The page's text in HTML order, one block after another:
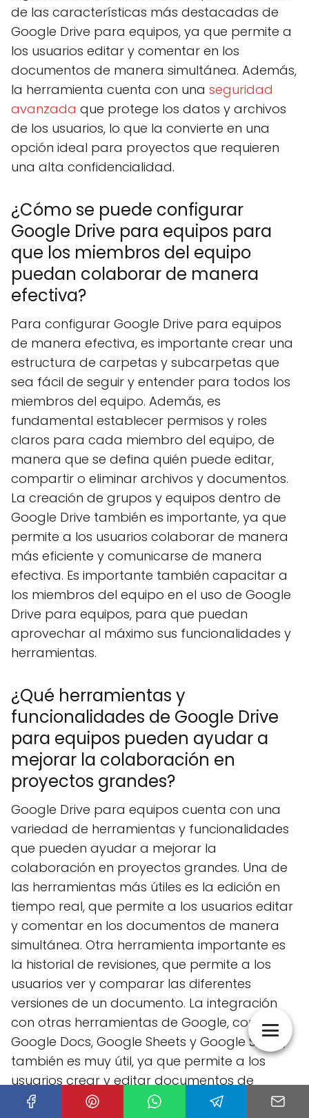
de las características más destacadas de
Google Drive para equipos, ya que permite a
los usuarios editar y comentar en los
documentos de manera simultánea. Además,
la herramienta cuenta con una seguridad
avanzada que protege los datos y archivos
de los usuarios, lo que la convierte en una
opción ideal para proyectos que requieren
una alta confidencialidad.
¿Cómo se puede configurar
Google Drive para equipos para
que los miembros del equipo
puedan colaborar de manera
efectiva?
Para configurar Google Drive para equipos
de manera efectiva, es importante crear una
estructura de carpetas y subcarpetas que
sea fácil de seguir y entender para todos los
miembros del equipo. Además, es
fundamental establecer permisos y roles
claros para cada miembro del equipo, de
manera que se defina quién puede editar,
compartir o eliminar archivos y documentos.
La creación de grupos y equipos dentro de
Google Drive también es importante, ya que
permite a los usuarios colaborar de manera
más eficiente y comunicarse de manera
efectiva. Es importante también capacitar a
los miembros del equipo en el uso de Google
Drive para equipos, para que puedan
aprovechar al máximo sus funcionalidades y
herramientas.
¿Qué herramientas y
funcionalidades de Google Drive
para equipos pueden ayudar a
mejorar la colaboración en
proyectos grandes?
Google Drive para equipos cuenta con una
variedad de herramientas y funcionalidades
que pueden ayudar a mejorar la
colaboración en proyectos grandes. Una de
las herramientas más útiles es la edición en
tiempo real, que permite a los usuarios editar
y comentar en los documentos de manera
simultánea. Otra herramienta importante es
la historial de revisiones, que permite a los
usuarios ver y comparar las diferentes
versiones de un documento. La integración
con otras herramientas de Google, como
Google Docs, Google Sheets y Google Slides,
también es muy útil, ya que permite a los
usuarios crear y editar documentos de
manera más eficiente. Además, la notificación